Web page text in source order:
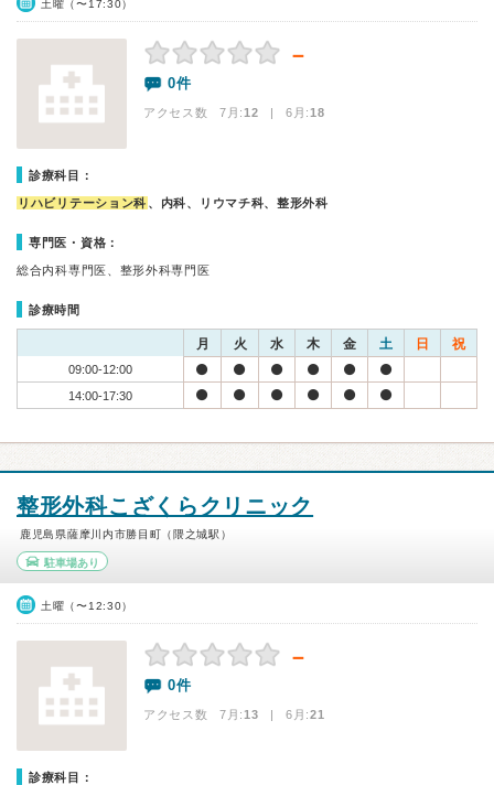
土曜（〜17:30）
－
0件
アクセス数 7月:12 | 6月:18
診療科目：
リハビリテーション科 、内科、リウマチ科、整形外科
専門医・資格：
総合内科専門医、整形外科専門医
診療時間
月 火 水 木 金 土 日 祝
09:00-12:00
14:00-17:30
整形外科こざくらクリニック
鹿児島県薩摩川内市勝目町（隈之城駅）
駐車場あり
土曜（〜12:30）
－
0件
アクセス数 7月:13 | 6月:21
診療科目：